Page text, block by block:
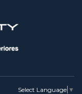
Select Language ▼